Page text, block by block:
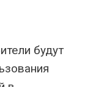
будут